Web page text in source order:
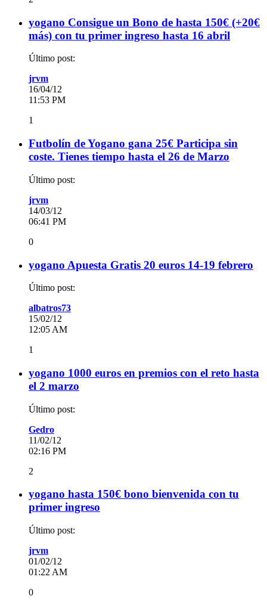
yogano Consigue un Bono de hasta 150€ (+20€
más) con tu primer ingreso hasta 16 abril
Último post:
jrvm
16/04/12
11:53 PM
1
Futbolín de Yogano gana 25€ Participa sin
coste. Tienes tiempo hasta el 26 de Marzo
Último post:
jrvm
14/03/12
06:41 PM
0
yogano Apuesta Gratis 20 euros 14-19 febrero
Último post:
albatros73
15/02/12
12:05 AM
1
yogano 1000 euros en premios con el reto hasta
el 2 marzo
Último post:
Gedro
11/02/12
02:16 PM
2
yogano hasta 150€ bono bienvenida con tu
primer ingreso
Último post:
jrvm
01/02/12
01:22 AM
0